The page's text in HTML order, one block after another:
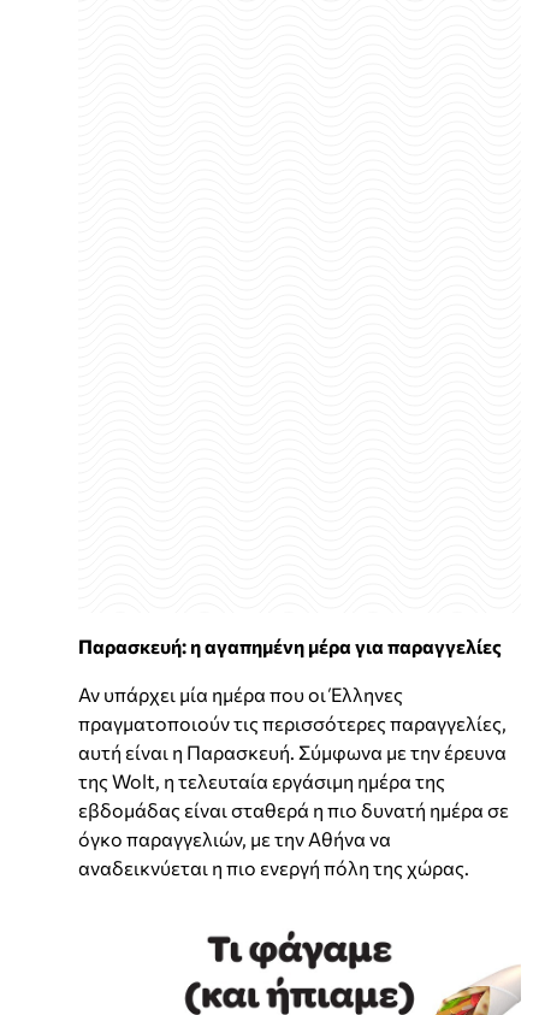
Παρασκευή: η αγαπημένη μέρα για παραγγελίες
Αν υπάρχει μία ημέρα που οι Έλληνες
πραγματοποιούν τις περισσότερες παραγγελίες,
αυτή είναι η Παρασκευή. Σύμφωνα με την έρευνα
της Wolt, η τελευταία εργάσιμη ημέρα της
εβδομάδας είναι σταθερά η πιο δυνατή ημέρα σε
όγκο παραγγελιών, με την Αθήνα να
αναδεικνύεται η πιο ενεργή πόλη της χώρας.